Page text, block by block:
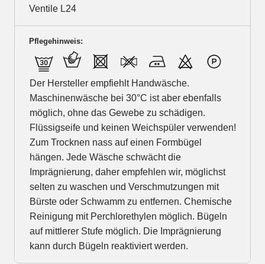
Ventile L24
Pflegehinweis:
Der Hersteller empfiehlt Handwäsche.
Maschinenwäsche bei 30°C ist aber ebenfalls
möglich, ohne das Gewebe zu schädigen.
Flüssigseife und keinen Weichspüler verwenden!
Zum Trocknen nass auf einen Formbügel
hängen. Jede Wäsche schwächt die
Imprägnierung, daher empfehlen wir, möglichst
selten zu waschen und Verschmutzungen mit
Bürste oder Schwamm zu entfernen. Chemische
Reinigung mit Perchlorethylen möglich. Bügeln
auf mittlerer Stufe möglich. Die Imprägnierung
kann durch Bügeln reaktiviert werden.